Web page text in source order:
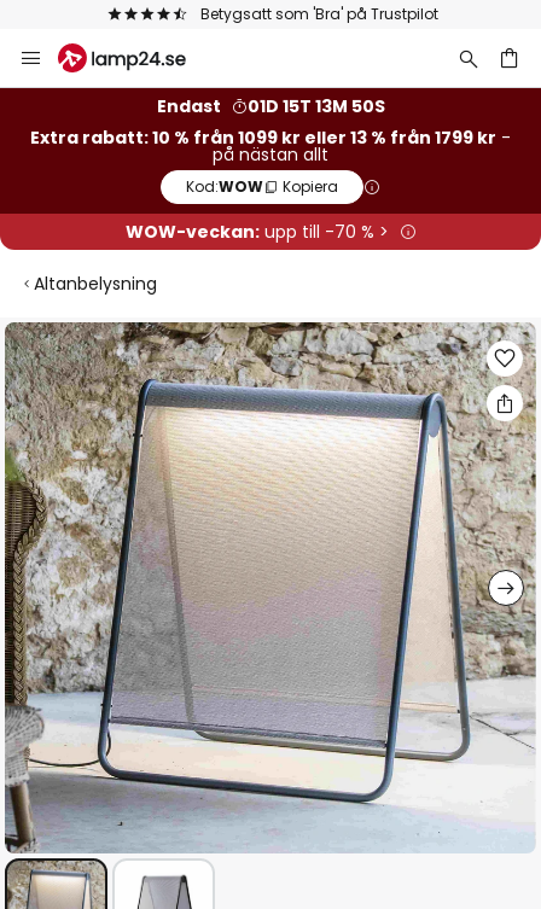
Betygsatt som 'Bra' på Trustpilot
Hoppa
till
Endast
01D 15T 13M 49S
Extra rabatt: 10 % från 1099 kr eller 13 % från 1799 kr -
på nästan allt
Kod:WOW Kopiera
WOW-veckan:upp till -70 % >
Altanbelysning
Hoppa
till
slutet
av
bildgalleriet